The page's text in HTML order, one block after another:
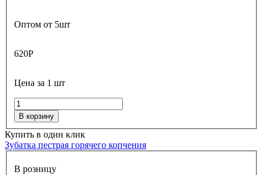
Оптом от 5шт
620Р
Цена за 1 шт
В корзину
Купить в один клик
Зубатка пестрая горячего копчения
В розницу